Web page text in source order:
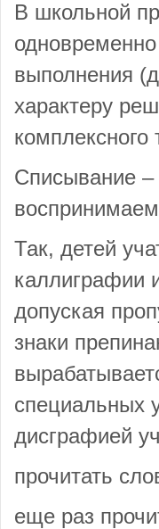
В школьной
выполнения
характеру
комплексного
Списывание –
Так, детей
каллиграфии
допуская
знаки
специальных
дисграфией
прочитать
еще раз